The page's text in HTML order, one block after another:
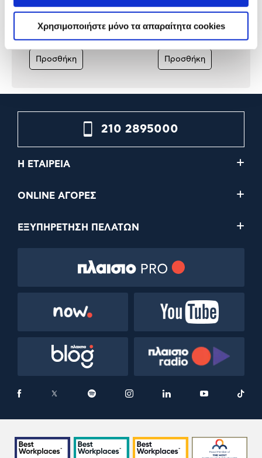
Χρησιμοποιήστε μόνο τα απαραίτητα cookies
19,90€
Προσθήκη
49,90€
Προσθήκη
210 2895000
Η ΕΤΑΙΡΕΙΑ
ONLINE ΑΓΟΡΕΣ
ΕΞΥΠΗΡΕΤΗΣΗ ΠΕΛΑΤΩΝ